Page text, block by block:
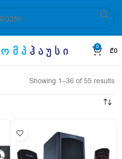
0
₾0
Showing 1–36 of 55 results